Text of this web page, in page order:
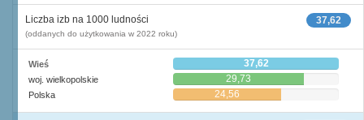
37,62
Liczba izb na 1000 ludności
(oddanych do użytkowania w 2022 roku)
Wieś 37,62
woj. wielkopolskie 29,73
Polska 24,56